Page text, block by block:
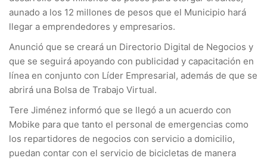
aunado a los 12 millones de pesos que el Municipio hará
llegar a emprendedores y empresarios.
Anunció que se creará un Directorio Digital de Negocios y
que se seguirá apoyando con publicidad y capacitación en
línea en conjunto con Líder Empresarial, además de que se
abrirá una Bolsa de Trabajo Virtual.
Tere Jiménez informó que se llegó a un acuerdo con
Mobike para que tanto el personal de emergencias como
los repartidores de negocios con servicio a domicilio,
puedan contar con el servicio de bicicletas de manera